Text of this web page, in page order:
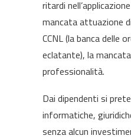
ritardi
mancata attuazione
CCNL (la banca delle
eclatante), la
professionalità.
Dai dipendenti si
informatiche,
senza alcun